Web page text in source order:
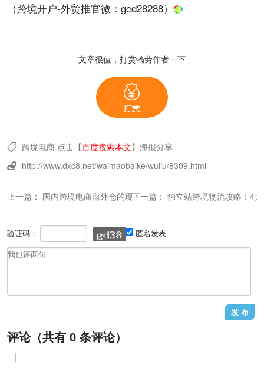
（跨境开户-外贸推官微： gcd28288）
文章很值，打赏犒劳作者一下
 跨境电商点击【百度搜索本文】 海报分享
 http://www.dxc8.net/waimaobaike/wuliu/8309.html
上一篇： 国内跨境电商海外仓的现状和发展建议！
下一篇： 独立站跨境物流攻略：4
验证码： 匿名发表
评论（共有 0 条评论）